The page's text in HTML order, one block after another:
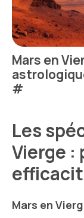
Mars en
#
Les
Vierge
Mars en